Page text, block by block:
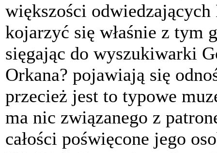
większości
kojarzyć się właśnie z tym
sięgając do wyszukiwarki
Orkana? pojawiają się
przecież jest to typowe
ma nic związanego z
całości poświęcone jego